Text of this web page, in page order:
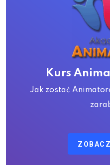
Kurs
Jak zostać